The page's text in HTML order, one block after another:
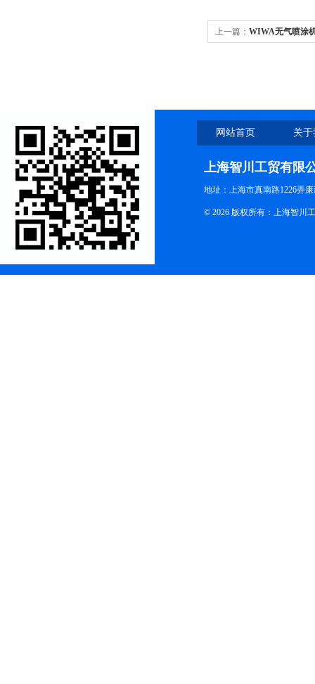
上一篇： WIWA无气喷涂
网站首页 关
上海智川工贸有限
地址：上海市真南路1226弄
© 2026 版权所有：上海智川